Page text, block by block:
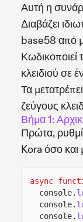
Αυτή η
Διαβάζει
base58 από
Κωδικοποιεί
κλειδιού σε
Τα
ζεύγους
Βήμα 1:
Πρώτα,
Kora όσο και
async
console.
console.
console.